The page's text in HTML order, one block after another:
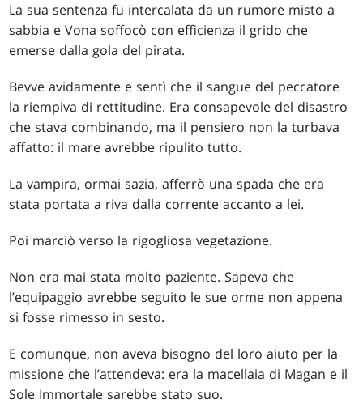
La sua sentenza fu intercalata da un rumore misto a
sabbia e Vona soffocò con efficienza il grido che
emerse dalla gola del pirata.
Bevve avidamente e sentì che il sangue del peccatore
la riempiva di rettitudine. Era consapevole del disastro
che stava combinando, ma il pensiero non la turbava
affatto: il mare avrebbe ripulito tutto.
La vampira, ormai sazia, afferrò una spada che era
stata portata a riva dalla corrente accanto a lei.
Poi marciò verso la rigogliosa vegetazione.
Non era mai stata molto paziente. Sapeva che
l’equipaggio avrebbe seguito le sue orme non appena
si fosse rimesso in sesto.
E comunque, non aveva bisogno del loro aiuto per la
missione che l’attendeva: era la macellaia di Magan e il
Sole Immortale sarebbe stato suo.